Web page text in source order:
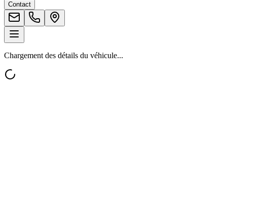
Contact
Chargement des détails du véhicule...